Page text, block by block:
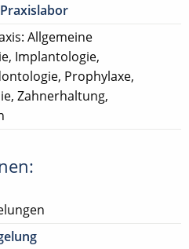
Praxislabor
Allgemeine
Implantologie,
Prophylaxe,
Zahnerhaltung,